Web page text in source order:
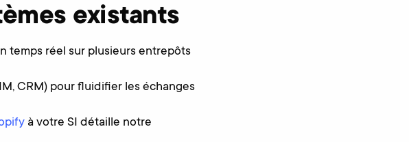
existants
temps réel sur plusieurs entrepôts
CRM) pour fluidifier les échanges
à votre SI détaille notre